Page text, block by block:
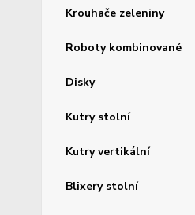
Krouhače zeleniny
Roboty kombinované
Disky
Kutry stolní
Kutry vertikální
Blixery stolní